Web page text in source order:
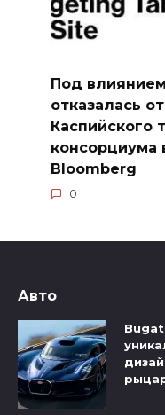
Под
отказалась
Каспийского
консорциума
Bloomberg
0
Авто